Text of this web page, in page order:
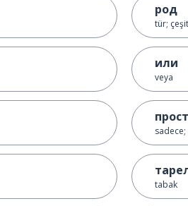
род
tür; çeşit
или
veya
tabak